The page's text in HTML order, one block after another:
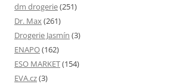
dm drogerie(251)
Dr. Max(261)
Drogerie Jasmín (3)
ENAPO(162)
ESO MARKET(154)
EVA.cz(3)